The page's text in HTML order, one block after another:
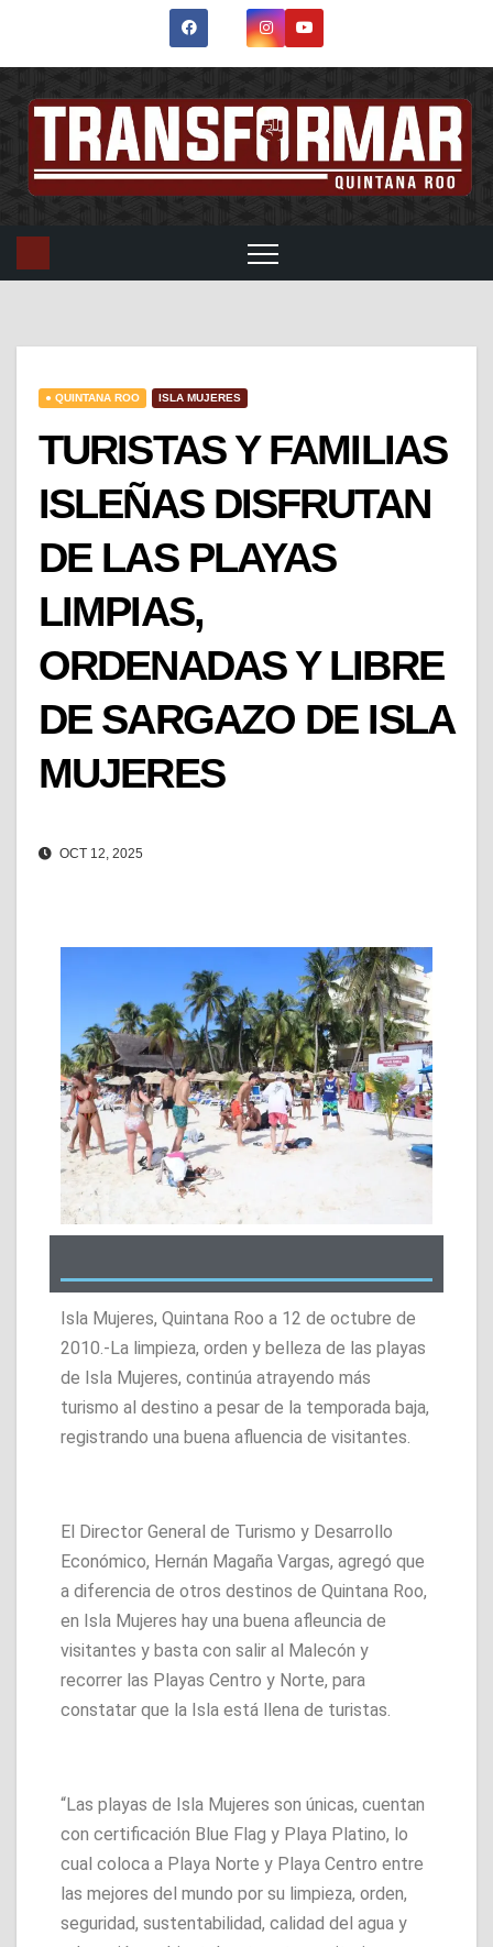
● QUINTANA ROO ISLA MUJERES
TURISTAS Y FAMILIAS
ISLEÑAS DISFRUTAN
DE LAS PLAYAS
LIMPIAS,
ORDENADAS Y LIBRE
DE SARGAZO DE ISLA
MUJERES
OCT 12, 2025
Isla Mujeres, Quintana Roo a 12 de octubre de
2010.-La limpieza, orden y belleza de las playas
de Isla Mujeres, continúa atrayendo más
turismo al destino a pesar de la temporada baja,
registrando una buena afluencia de visitantes.
El Director General de Turismo y Desarrollo
Económico, Hernán Magaña Vargas, agregó que
a diferencia de otros destinos de Quintana Roo,
en Isla Mujeres hay una buena afleuncia de
visitantes y basta con salir al Malecón y
recorrer las Playas Centro y Norte, para
constatar que la Isla está llena de turistas.
“Las playas de Isla Mujeres son únicas, cuentan
con certificación Blue Flag y Playa Platino, lo
cual coloca a Playa Norte y Playa Centro entre
las mejores del mundo por su limpieza, orden,
seguridad, sustentabilidad, calidad del agua y